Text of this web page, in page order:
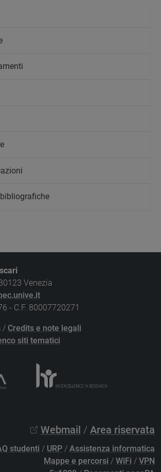
Venezia
- C.F. 80007720271
/ Credits e note legali
siti tematici
Webmail / Area riservata
studenti / URP / Assistenza informatica
Mappe e percorsi / WiFi / VPN